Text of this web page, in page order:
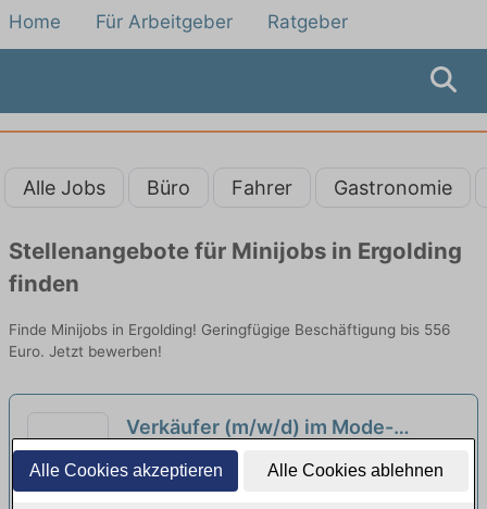
Alle Cookies akzeptieren Alle Cookies ablehnen
Home Für Arbeitgeber Ratgeber
Alle Jobs Büro Fahrer Gastronomie
Stellenangebote für Minijobs in Ergolding
finden
Finde Minijobs in Ergolding! Geringfügige Beschäftigung bis 556
Euro. Jetzt bewerben!
Verkäufer (m/w/d) im Mode-
Einzelhandel auf Minijob-Basis
Anton Dörfler Lederwaren GmbH | Landshut